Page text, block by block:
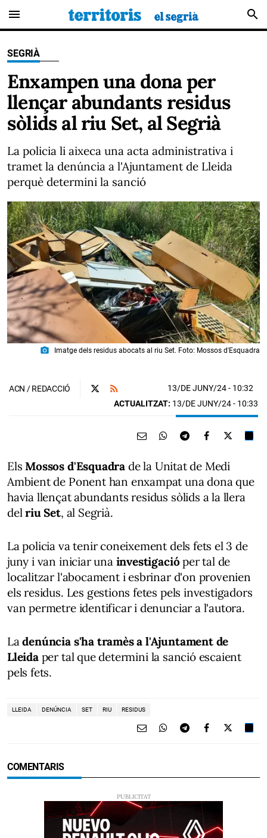
menu search
SEGRIÀ
Enxampen una dona per
llençar abundants residus
sòlids al riu Set, al Segrià
La policia li aixeca una acta administrativa i
tramet la denúncia a l'Ajuntament de Lleida
perquè determini la sanció
photo_camera Imatge dels residus abocats al riu Set. Foto: Mossos d'Esquadra
ACN / REDACCIÓ 13/DE JUNY/24- 10:32
ACTUALITZAT: 13/DE JUNY/24 - 10:33
Els Mossos d'Esquadra de la Unitat de Medi
Ambient de Ponent han enxampat una dona que
havia llençat abundants residus sòlids a la llera
delriu Set, al Segrià.
La policia va tenir coneixement dels fets el 3 de
juny i van iniciar una investigacióper tal de
localitzar l'abocament i esbrinar d'on provenien
els residus. Les gestions fetes pels investigadors
van permetre identificar i denunciar a l'autora.
La denúncia s'ha tramès a l'Ajuntament de
Lleidaper tal que determini la sanció escaient
pels fets.
LLEIDA DENÚNCIA SET RIU RESIDUS
COMENTARIS